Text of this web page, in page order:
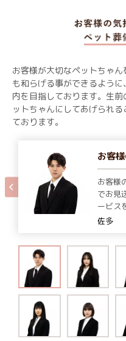
お客様が大切なペットちゃ
も和らげる事ができるよう
内を目指しております。生
ットちゃんにしてあげられ
ております。
お客
お客様
でお見
ービス
佐多